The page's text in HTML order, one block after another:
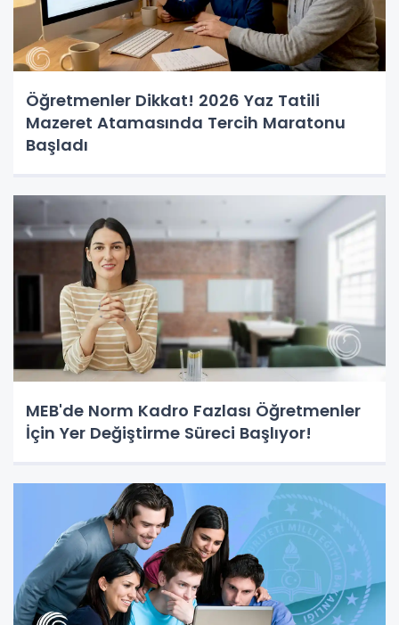
Öğretmenler Dikkat! 2026 Yaz Tatili
Mazeret Atamasında Tercih Maratonu
Başladı
MEB'de Norm Kadro Fazlası Öğretmenler
İçin Yer Değiştirme Süreci Başlıyor!